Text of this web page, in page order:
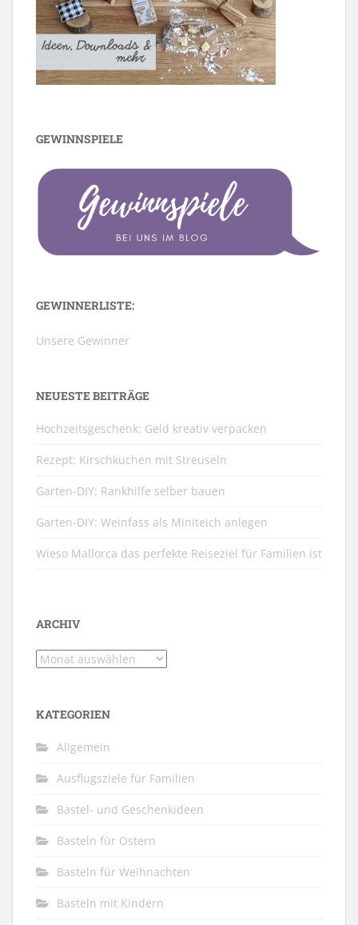
GEWINNSPIELE
GEWINNERLISTE:
Unsere Gewinner
NEUESTE BEITRÄGE
Hochzeitsgeschenk: Geld kreativ verpacken
Rezept: Kirschkuchen mit Streuseln
Garten-DIY: Rankhilfe selber bauen
Garten-DIY: Weinfass als Miniteich anlegen
Wieso Mallorca das perfekte Reiseziel für Familien ist
ARCHIV
Archiv
KATEGORIEN
Allgemein
Ausflugsziele für Familien
Bastel- und Geschenkideen
Basteln für Ostern
Basteln für Weihnachten
Basteln mit Kindern